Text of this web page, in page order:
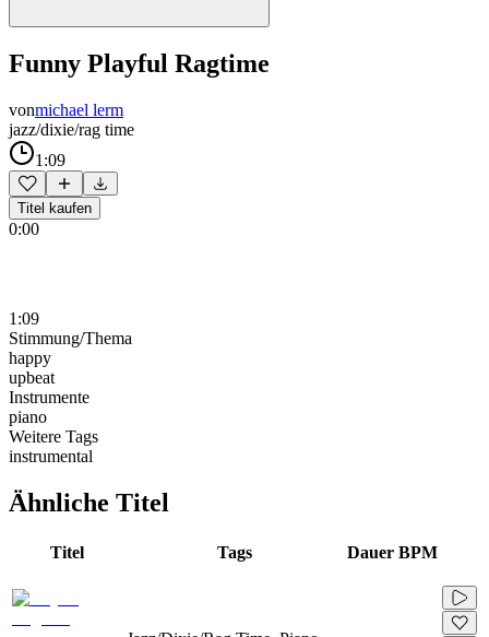
Funny Playful Ragtime
vonmichael lerm
jazz/dixie/rag time
1:09
Titel kaufen
0:00
1:09
Stimmung/Thema
happy
upbeat
Instrumente
piano
Weitere Tags
instrumental
Ähnliche Titel
Titel Tags Dauer BPM